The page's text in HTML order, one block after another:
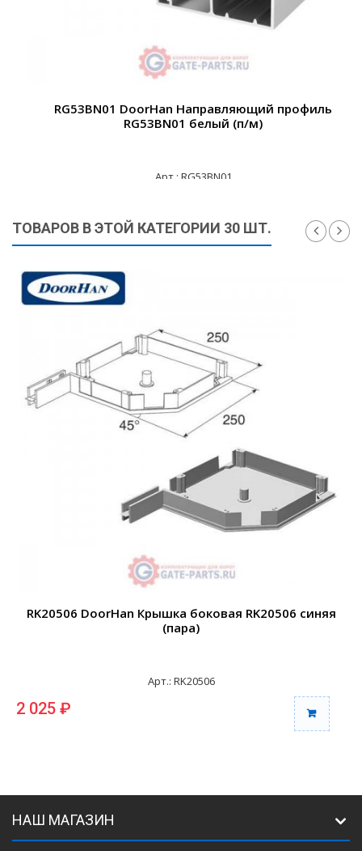
RG53BN01 DoorHan Направляющий профиль
RG53BN01 белый (п/м)
Арт.: RG53BN01
ТОВАРОВ В ЭТОЙ КАТЕГОРИИ 30 ШТ.
RK20506 DoorHan Крышка боковая RK20506 синяя
(пара)
Арт.: RK20506
2 025 ₽
НАШ МАГАЗИН